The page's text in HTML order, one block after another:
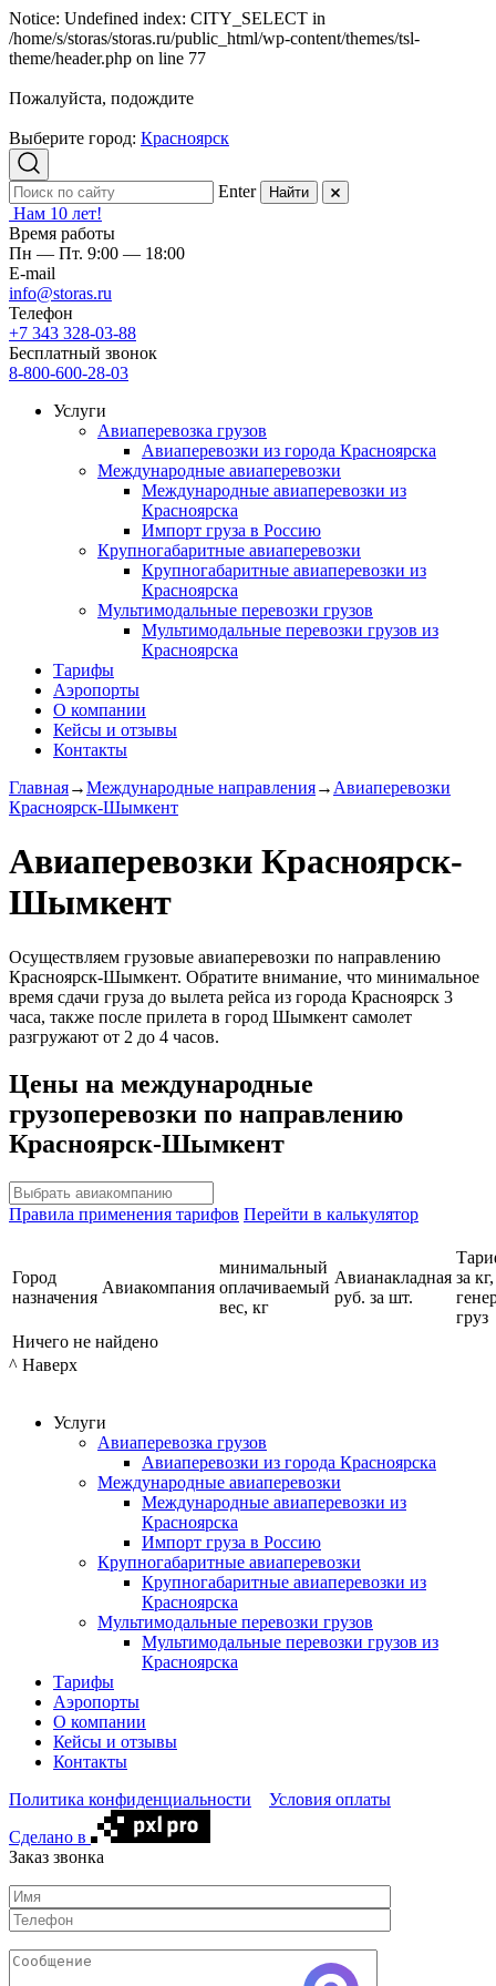
Notice: Undefined index: CITY_SELECT in
/home/s/storas/storas.ru/public_html/wp-content/themes/tsl-
theme/header.php on line 77
Пожалуйста, подождите
Выберите город: Красноярск
Enter Найти
Нам 10 лет!
Время работы
Пн — Пт. 9:00 — 18:00
E-mail
info@storas.ru
Телефон
+7 343 328-03-88
Бесплатный звонок
8-800-600-28-03
Услуги
Авиаперевозка грузов
Авиаперевозки из города Красноярска
Международные авиаперевозки
Международные авиаперевозки из
Красноярска
Импорт груза в Россию
Крупногабаритные авиаперевозки
Крупногабаритные авиаперевозки из
Красноярска
Мультимодальные перевозки грузов
Мультимодальные перевозки грузов из
Красноярска
Тарифы
Аэропорты
О компании
Кейсы и отзывы
Контакты
Главная→Международные направления→ Авиаперевозки
Красноярск-Шымкент
Авиаперевозки Красноярск-
Шымкент
Осуществляем грузовые авиаперевозки по направлению
Красноярск-Шымкент. Обратите внимание, что минимальное
время сдачи груза до вылета рейса из города Красноярск 3
часа, также после прилета в город Шымкент самолет
разгружают от 2 до 4 часов.
Цены на международные
грузоперевозки по направлению
Красноярск-Шымкент
Правила применения тарифов Перейти в калькулятор
Город
назначения
Авиакомпания
минимальный
оплачиваемый
вес, кг
Авианакладная
руб. за шт.
за кг,
груз
Ничего не найдено
^ Наверх
Услуги
Авиаперевозка грузов
Авиаперевозки из города Красноярска
Международные авиаперевозки
Международные авиаперевозки из
Красноярска
Импорт груза в Россию
Крупногабаритные авиаперевозки
Крупногабаритные авиаперевозки из
Красноярска
Мультимодальные перевозки грузов
Мультимодальные перевозки грузов из
Красноярска
Тарифы
Аэропорты
О компании
Кейсы и отзывы
Контакты
Политика конфиденциальности
Условия оплаты
Сделано в
Заказ звонка